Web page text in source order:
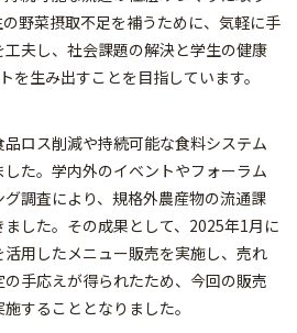
野菜摂取不足を補うために、気軽に手
夫し、社会課題の解決と学生の健康
を生み出すことを目指しています。
ロス削減や持続可能な食料システム
た。学内外のイベントやフォーラム
調査により、規格外農産物の流通課
した。その成果として、2025年1月に
用したメニュー販売を実施し、売れ
手応えが得られたため、今回の販売
することとなりました。